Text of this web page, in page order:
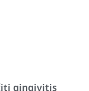
gingivitis